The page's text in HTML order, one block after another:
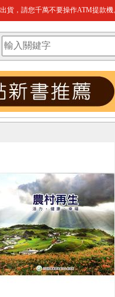
貨，請您千萬不要操作ATM提款機